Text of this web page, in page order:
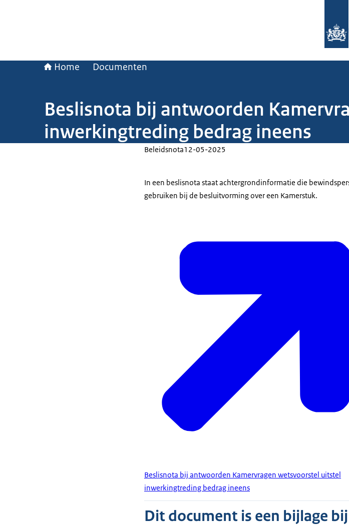
Home Documenten
Beslisnota bij antwoorden
inwerkingtreding bedrag ineens
Beleidsnota12-05-2025
In een beslisnota staat achtergrondinformatie die
gebruiken bij de besluitvorming over een Kamerstuk.
Beslisnota bij antwoorden Kamervragen wetsvoorstel uitstel
inwerkingtreding bedrag ineens
Dit document is een bijlage bij